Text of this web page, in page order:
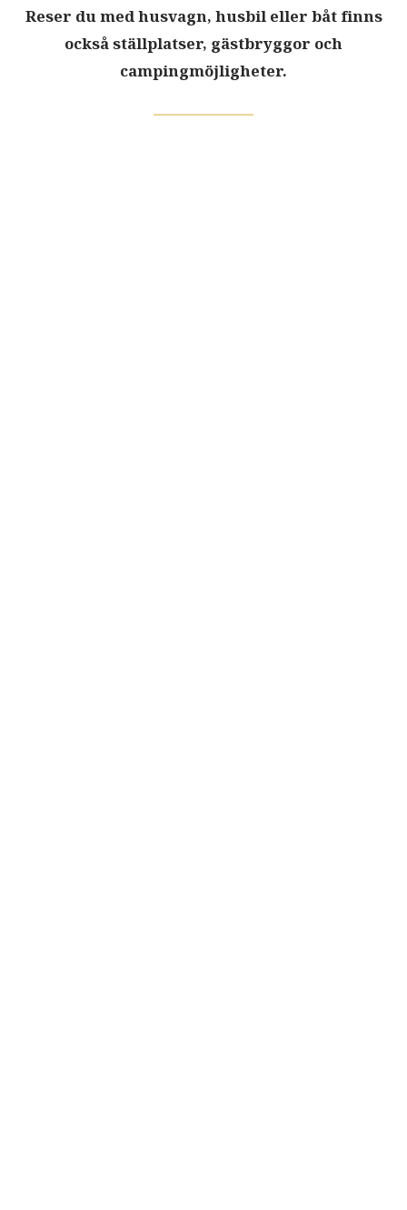
Reser du med husvagn, husbil eller båt finns
också ställplatser, gästbryggor och
campingmöjligheter.